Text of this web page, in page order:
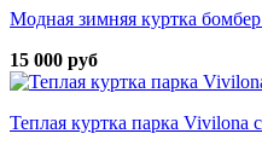
Модная зимняя куртка
15 000 руб
Теплая куртка парка Vivilona